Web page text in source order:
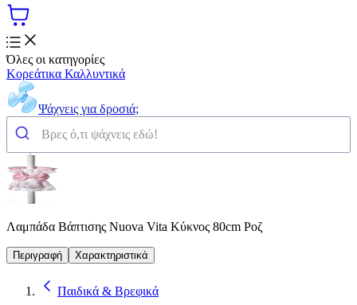
Όλες οι κατηγορίες
Κορεάτικα Καλλυντικά
Ψάχνεις για δροσιά;
Λαμπάδα Βάπτισης Nuova Vita Κύκνος 80cm Ροζ
Περιγραφή Χαρακτηριστικά
Παιδικά & Βρεφικά